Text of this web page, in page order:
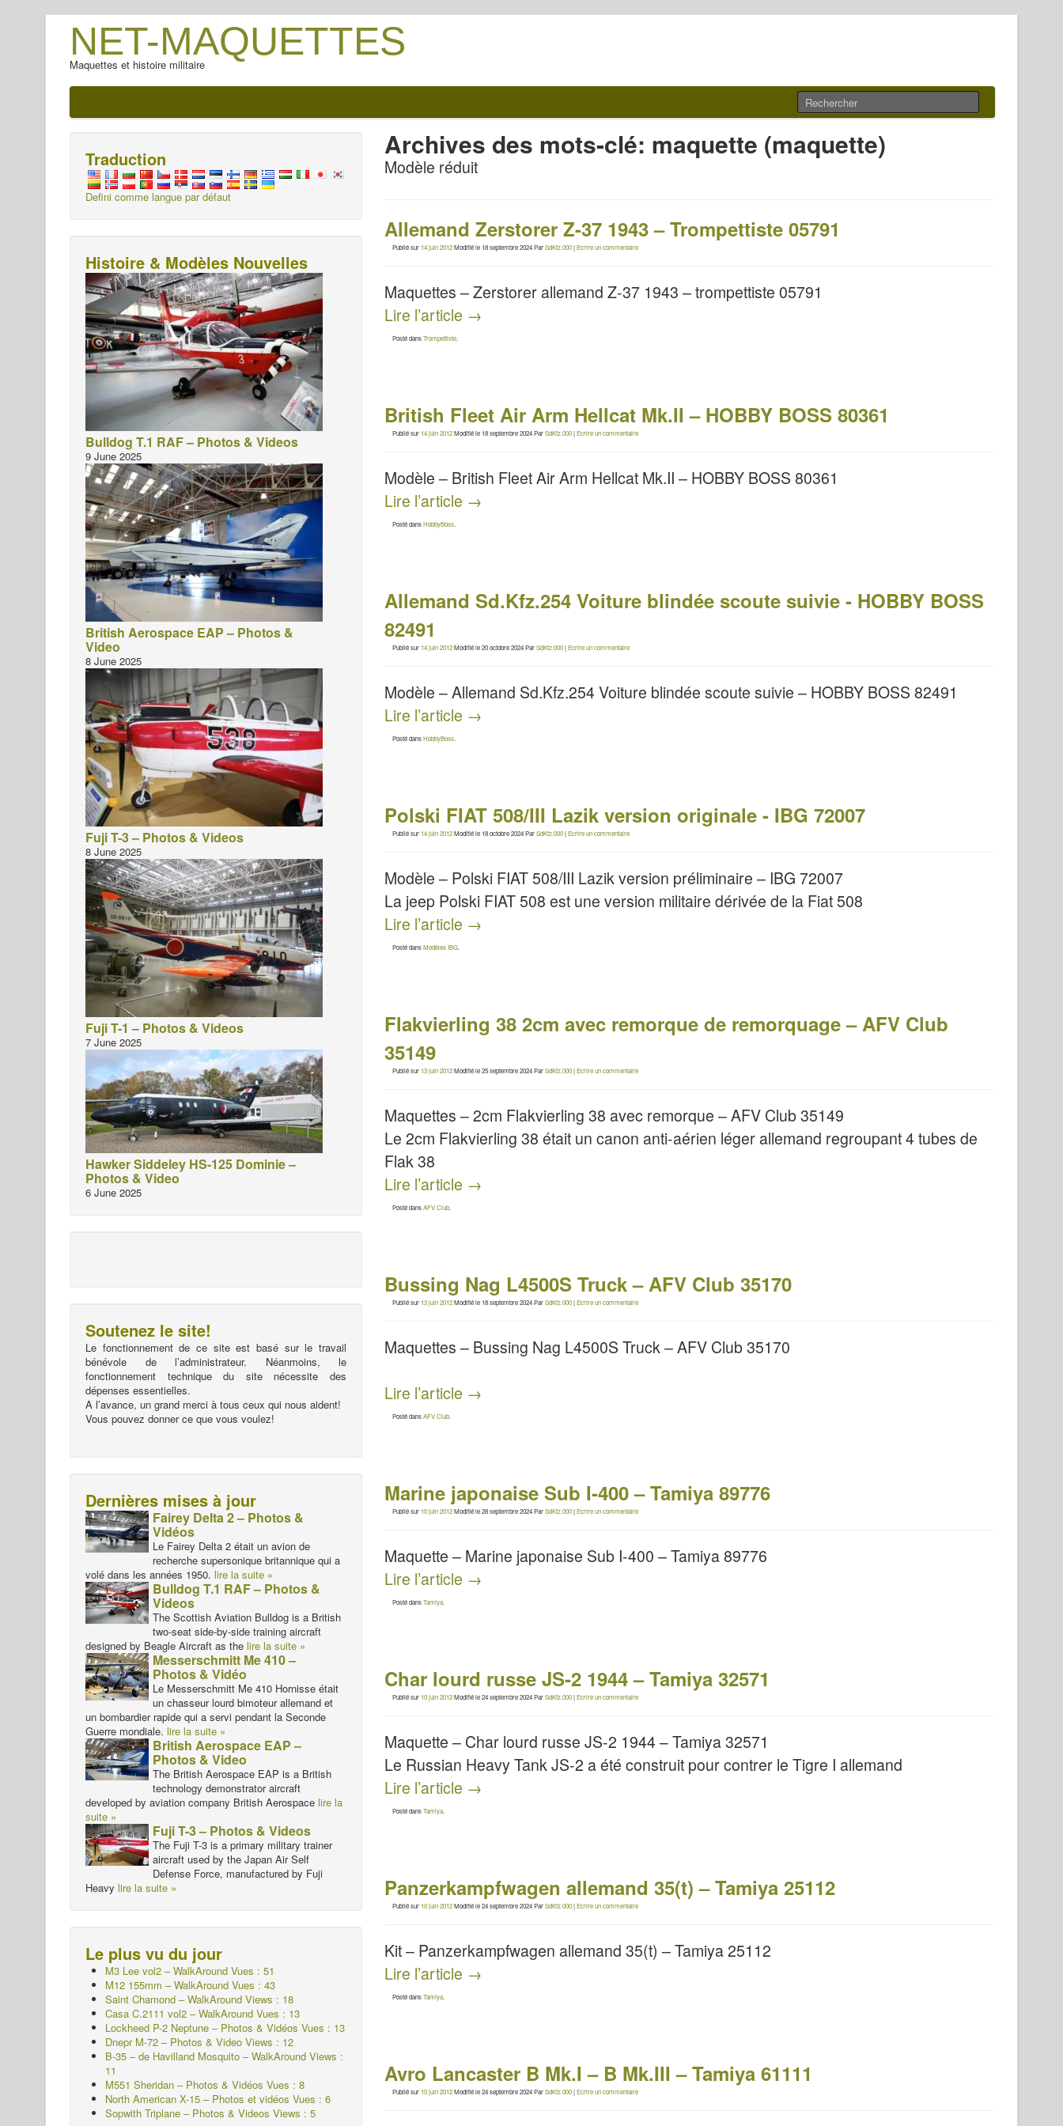
NET-MAQUETTES
Maquettes et histoire militaire
Archives des mots-clé: maquette (maquette)
Modèle réduit
Allemand Zerstorer Z-37 1943 – Trompettiste 05791
Publié sur 14 juin 2012Modifié le 18 septembre 2024ParSdKfz.000|Ecrire un commentaire
Maquettes – Zerstorer allemand Z-37 1943 – trompettiste 05791
Lire l’article →
Posté dansTrompettiste
British Fleet Air Arm Hellcat Mk.II – HOBBY BOSS 80361
Publié sur 14 juin 2012Modifié le 18 septembre 2024ParSdKfz.000|Ecrire un commentaire
Modèle – British Fleet Air Arm Hellcat Mk.II – HOBBY BOSS 80361
Lire l’article →
Posté dansHobbyBoss
Allemand Sd.Kfz.254 Voiture blindée scoute suivie - HOBBY BOSS
82491
Publié sur 14 juin 2012Modifié le20 octobre 2024ParSdKfz.000|Ecrire un commentaire
Modèle – Allemand Sd.Kfz.254 Voiture blindée scoute suivie – HOBBY BOSS 82491
Lire l’article →
Posté dansHobbyBoss
Polski FIAT 508/III Lazik version originale - IBG 72007
Publié sur 14 juin 2012Modifié le 18 octobre 2024ParSdKfz.000|Ecrire un commentaire
Modèle – Polski FIAT 508/III Lazik version préliminaire – IBG 72007
La jeep Polski FIAT 508 est une version militaire dérivée de la Fiat 508
Lire l’article →
Posté dansModèles IBG
Flakvierling 38 2cm avec remorque de remorquage – AFV Club
35149
Publié sur 13 juin 2012Modifié le25 septembre 2024ParSdKfz.000|Ecrire un commentaire
Maquettes – 2cm Flakvierling 38 avec remorque – AFV Club 35149
Le 2cm Flakvierling 38 était un canon anti-aérien léger allemand regroupant 4 tubes de
Flak 38
Lire l’article →
Posté dansAFV Club.
Bussing Nag L4500S Truck – AFV Club 35170
Publié sur 13 juin 2012Modifié le 18 septembre 2024ParSdKfz.000|Ecrire un commentaire
Maquettes – Bussing Nag L4500S Truck – AFV Club 35170
Lire l’article →
Posté dansAFV Club.
Marine japonaise Sub I-400 – Tamiya 89776
Publié sur 10 juin 2012Modifié le28 septembre 2024ParSdKfz.000|Ecrire un commentaire
Maquette – Marine japonaise Sub I-400 – Tamiya 89776
Lire l’article →
Posté dansTamiya
Char lourd russe JS-2 1944 – Tamiya 32571
Publié sur 10 juin 2012Modifié le24 septembre 2024ParSdKfz.000|Ecrire un commentaire
Maquette – Char lourd russe JS-2 1944 – Tamiya 32571
Le Russian Heavy Tank JS-2 a été construit pour contrer le Tigre I allemand
Lire l’article →
Posté dansTamiya
Panzerkampfwagen allemand 35(t) – Tamiya 25112
Publié sur 10 juin 2012Modifié le24 septembre 2024ParSdKfz.000|Ecrire un commentaire
Kit – Panzerkampfwagen allemand 35(t) – Tamiya 25112
Lire l’article →
Posté dansTamiya
Avro Lancaster B Mk.I – B Mk.III – Tamiya 61111
Publié sur 10 juin 2012Modifié le24 septembre 2024ParSdKfz.000|Ecrire un commentaire
Traduction
Defini comme langue par défaut
Histoire & Modèles Nouvelles
Bulldog T.1 RAF – Photos & Videos
9 June 2025
British Aerospace EAP – Photos &
Video
8 June 2025
Fuji T-3 – Photos & Videos
8 June 2025
Fuji T-1 – Photos & Videos
7 June 2025
Hawker Siddeley HS-125 Dominie –
Photos & Video
6 June 2025
Soutenez le site!
Le fonctionnement de ce site est basé sur le travail
bénévole de l’administrateur. Néanmoins, le
fonctionnement technique du site nécessite des
dépenses essentielles.
A l’avance, un grand merci à tous ceux qui nous aident!
Vous pouvez donner ce que vous voulez!
Dernières mises à jour
Fairey Delta 2 – Photos &
Vidéos
Le Fairey Delta 2 était un avion de
recherche supersonique britannique qui a
volé dans les années 1950. lire la suite »
Bulldog T.1 RAF – Photos &
Videos
The Scottish Aviation Bulldog is a British
two-seat side-by-side training aircraft
designed by Beagle Aircraft as the lire la suite »
Messerschmitt Me 410 –
Photos & Vidéo
Le Messerschmitt Me 410 Hornisse était
un chasseur lourd bimoteur allemand et
un bombardier rapide qui a servi pendant la Seconde
Guerre mondiale. lire la suite »
British Aerospace EAP –
Photos & Video
The British Aerospace EAP is a British
technology demonstrator aircraft
developed by aviation company British Aerospace lire la
suite »
Fuji T-3 – Photos & Videos
The Fuji T-3 is a primary military trainer
aircraft used by the Japan Air Self
Defense Force, manufactured by Fuji
Heavy lire la suite »
Le plus vu du jour
M3 Lee vol2 – WalkAround Vues : 51
M12 155mm – WalkAround Vues : 43
Saint Chamond – WalkAround Views : 18
Casa C.2111 vol2 – WalkAround Vues : 13
Lockheed P-2 Neptune – Photos & Vidéos Vues : 13
Dnepr M-72 – Photos & Video Views : 12
B-35 – de Havilland Mosquito – WalkAround Views :
11
M551 Sheridan – Photos & Vidéos Vues : 8
North American X-15 – Photos et vidéos Vues : 6
Sopwith Triplane – Photos & Videos Views : 5